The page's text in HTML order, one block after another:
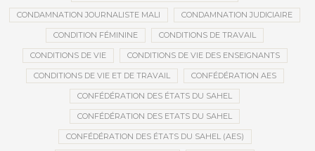
CONDAMNATION JOURNALISTE MALI CONDAMNATION JUDICIAIRE
CONDITION FÉMININE CONDITIONS DE TRAVAIL
CONDITIONS DE VIE CONDITIONS DE VIE DES ENSEIGNANTS
CONDITIONS DE VIE ET DE TRAVAIL CONFÉDÉRATION AES
CONFÉDÉRATION DES ÉTATS DU SAHEL
CONFÉDÉRATION DES ETATS DU SAHEL
CONFÉDÉRATION DES ÉTATS DU SAHEL (AES)